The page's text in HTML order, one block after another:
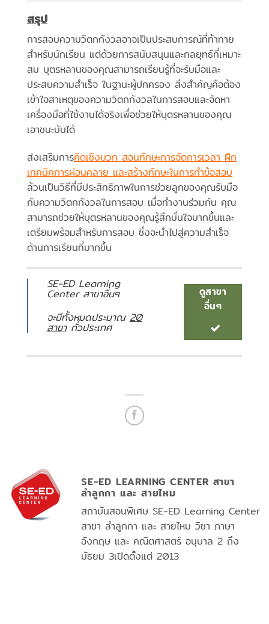
สรุป
การสอบความวิตกกังวลอาจเป็นประสบการณ์ที่ท้าทาย
สำหรับนักเรียน แต่ด้วยการสนับสนุนและกลยุทธ์ที่เหมาะ
สม บุตรหลานของคุณสามารถเรียนรู้ที่จะรับมือและ
ประสบความสำเร็จ ในฐานะผู้ปกครอง สิ่งสำคัญคือต้อง
เข้าใจสาเหตุของความวิตกกังวลในการสอบและจัดหา
เครื่องมือที่ใช้งานได้จริงเพื่อช่วยให้บุตรหลานของคุณ
เอาชนะมันได้
ส่งเสริมการคิดเชิงบวก สอนทักษะการจัดการเวลา ฝึก
เทคนิคการผ่อนคลาย และสร้างทักษะในการทำข้อสอบ
ล้วนเป็นวิธีที่มีประสิทธิภาพในการช่วยลูกของคุณรับมือ
กับความวิตกกังวลในการสอบ เมื่อทำงานร่วมกัน คุณ
สามารถช่วยให้บุตรหลานของคุณรู้สึกมั่นใจมากขึ้นและ
เตรียมพร้อมสำหรับการสอบ ซึ่งจะนำไปสู่ความสำเร็จ
ด้านการเรียนที่มากขึ้น
SE-ED Learning
Center สาขาอื่นๆ
จะมีทั้งหมดประมาณ 20
สาขาทั่วประเทศ
ดูสาขา
อื่นๆ
SE-ED LEARNING CENTER สาขา
ลำลูกกา และ สายไหม
สถาบันสอนพิเศษ SE-ED Learning Center
สาขา ลำลูกกา และ สายไหม วิชา ภาษา
อังกฤษ และ คณิตศาสตร์ อนุบาล 2 ถึง
มัธยม 3เปิดตั้งแต่ 2013